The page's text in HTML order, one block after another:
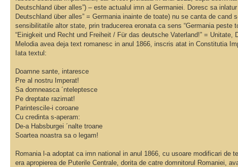
Deutschland über alles”) – este actualul imn al Germaniei. Doresc sa
Deutschland über alles” = Germania inainte de toate) nu se canta de
sensibilitatile altor state, prin traducerea eronata ca sens “Germania
“Einigkeit und Recht und Freiheit / Für das deutsche Vaterland!” = Unitate,
Melodia avea deja text romanesc in anul 1866, inscris atat in Constitutia
Iata textul:
Doamne sante, intaresce
Pre al nostru Imperat!
Sa domneasca ´nteleptesce
Pe dreptate razimat!
Parintescile-i coroane
Cu credinta s-aperam:
De-a Habsburgei ´nalte troane
Soartea noastra sa o legam!
Romania l-a adoptat ca imn national in anul 1866, cu usoare modificari
era apropierea de Puterile Centrale, dorita de catre domnitorul Romaniei,